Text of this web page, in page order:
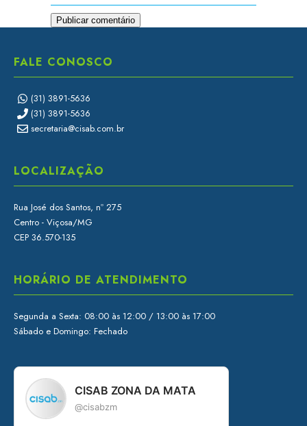
FALE CONOSCO
(31) 3891-5636
(31) 3891-5636
secretaria@cisab.com.br
LOCALIZAÇÃO
Rua José dos Santos, nº 275
Centro - Viçosa/MG
CEP 36.570-135
HORÁRIO DE ATENDIMENTO
Segunda a Sexta: 08:00 às 12:00 / 13:00 às 17:00
Sábado e Domingo: Fechado
CISAB ZONA DA MATA
@cisabzm